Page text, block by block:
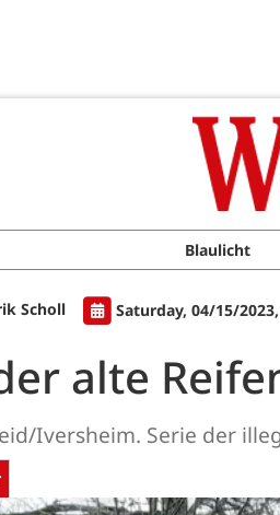
Blaulicht
Scholl Saturday, 04/15/
alte
Iversheim. Serie der